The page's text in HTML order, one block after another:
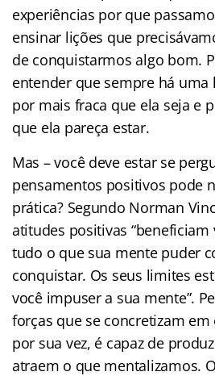
experiências por que
ensinar lições que
de conquistarmos algo bom.
entender que sempre há
por mais fraca que ela seja e
que ela pareça estar.
Mas – você deve estar se
pensamentos positivos pode
prática? Segundo Norman
atitudes positivas “beneficiam
tudo o que sua mente puder
conquistar. Os seus limites
você impuser a sua mente”.
forças que se concretizam em
por sua vez, é capaz de
atraem o que mentalizamos.